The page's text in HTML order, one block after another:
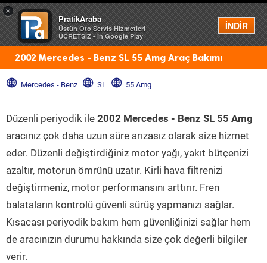
×
PratikAraba
Üstün Oto Servis Hizmetleri
ÜCRETSİZ - In Google Play
İNDİR
Menü
2002 Mercedes - Benz SL 55 Amg Araç Bakımı
Mercedes - Benz SL 55 Amg
Düzenli periyodik ile 2002 Mercedes - Benz SL 55 Amg
aracınız çok daha uzun süre arızasız olarak size hizmet
eder. Düzenli değiştirdiğiniz motor yağı, yakıt bütçenizi
azaltır, motorun ömrünü uzatır. Kirli hava filtrenizi
değiştirmeniz, motor performansını arttırır. Fren
balataların kontrolü güvenli sürüş yapmanızı sağlar.
Kısacası periyodik bakım hem güvenliğinizi sağlar hem
de aracınızın durumu hakkında size çok değerli bilgiler
verir.